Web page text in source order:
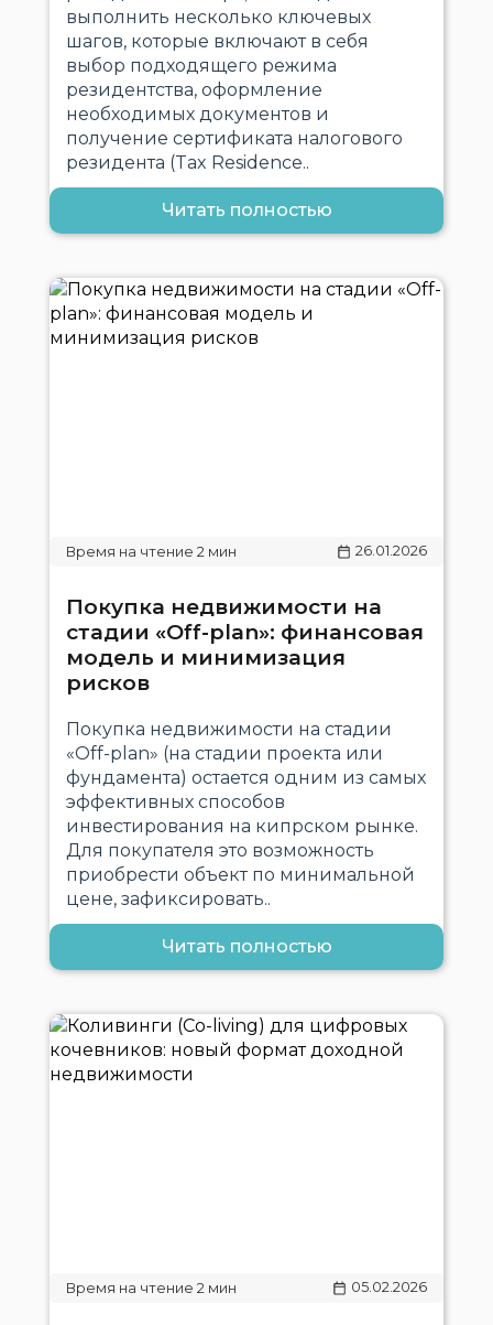
выполнить несколько ключевых
шагов, которые включают в себя
выбор подходящего режима
резидентства, оформление
необходимых документов и
получение сертификата налогового
резидента (Tax Residence..
Читать полностью
26.01.2026
Покупка недвижимости на
стадии «Off-plan»: финансовая
модель и минимизация
рисков
Покупка недвижимости на стадии
«Off-plan» (на стадии проекта или
фундамента) остается одним из самых
эффективных способов
инвестирования на кипрском рынке.
Для покупателя это возможность
приобрести объект по минимальной
цене, зафиксировать..
Читать полностью
05.02.2026